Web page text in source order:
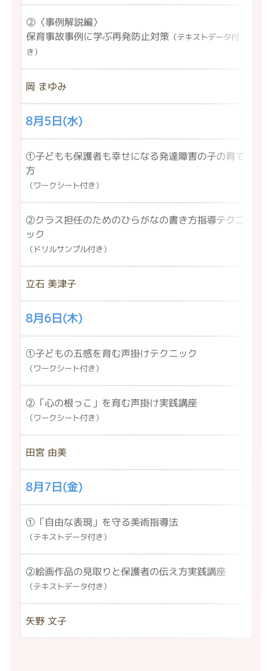
②〈事例解説編〉
保育事故事例に学ぶ再発防止対策 （テキストデータ付
き）
岡 まゆみ
8月5日(水)
①子どもも保護者も幸せになる発達障害の子の育て
方
（ワークシート付き）
②クラス担任のためのひらがなの書き方指導テクニ
ック
（ドリルサンプル付き）
立石 美津子
8月6日(木)
①子どもの五感を育む声掛けテクニック
（ワークシート付き）
②「心の根っこ」を育む声掛け実践講座
（ワークシート付き）
田宮 由美
8月7日(金)
①「自由な表現」を守る美術指導法
（テキストデータ付き）
②絵画作品の見取りと保護者の伝え方実践講座
（テキストデータ付き）
矢野 文子